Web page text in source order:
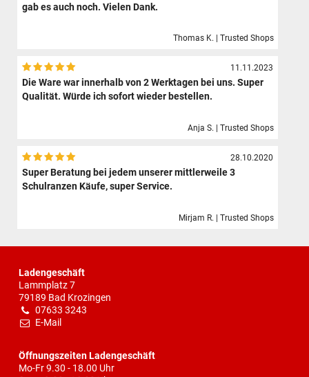
gab es auch noch. Vielen Dank.
Thomas K. | Trusted Shops
11.11.2023
Die Ware war innerhalb von 2 Werktagen bei uns. Super
Qualität. Würde ich sofort wieder bestellen.
Anja S. | Trusted Shops
28.10.2020
Super Beratung bei jedem unserer mittlerweile 3
Schulranzen Käufe, super Service.
Mirjam R. | Trusted Shops
Ladengeschäft
Lammplatz 7
79189 Bad Krozingen
07633 3243
E-Mail
Öffnungszeiten Ladengeschäft
Mo-Fr 9.30 - 18.00 Uhr